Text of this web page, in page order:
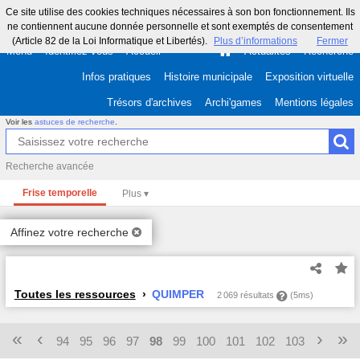
Ce site utilise des cookies techniques nécessaires à son bon fonctionnement. Ils
ne contiennent aucune donnée personnelle et sont exemptés de consentement
(Article 82 de la Loi Informatique et Libertés).
Plus d’informations Fermer
Menu Identifiez-vous Accueil Actualités Recherche
Infos pratiques Histoire municipale Exposition virtuelle
Trésors d'archives Archi'games Mentions légales
Voir les astuces de recherche
Recherche avancée
Frise temporelle
Affinez votre recherche
Toutes les ressources QUIMPER 2 069 résultats (5ms)
« ‹ 94 95 96 97 98 99 100 101 102 103 › »